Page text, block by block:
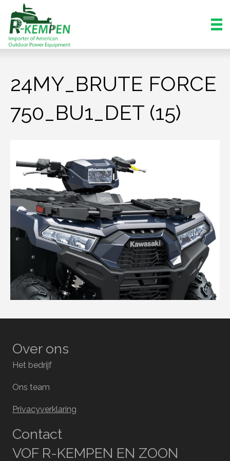
24MY_BRUTE FORCE
750_BU1_DET (15)
Over ons
Het bedrijf
Ons team
Privacyverklaring
Contact
VOF R-KEMPEN EN ZOON